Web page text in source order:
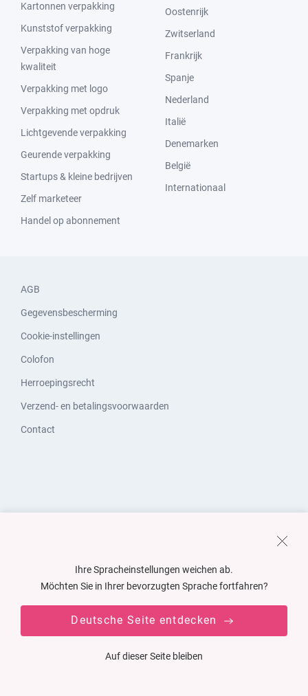
Kartonnen verpakking
Kunststof verpakking
Verpakking van hoge
kwaliteit
Verpakking met logo
Verpakking met opdruk
Lichtgevende verpakking
Geurende verpakking
Startups & kleine bedrijven
Zelf marketeer
Handel op abonnement
Oostenrijk
Zwitserland
Frankrijk
Spanje
Nederland
Italië
Denemarken
België
Internationaal
AGB
Gegevensbescherming
Cookie-instellingen
Colofon
Herroepingsrecht
Verzend- en betalingsvoorwaarden
Contact
Ihre Spracheinstellungen weichen ab.
Möchten Sie in Ihrer bevorzugten Sprache fortfahren?
Deutsche Seite entdecken
Auf dieser Seite bleiben